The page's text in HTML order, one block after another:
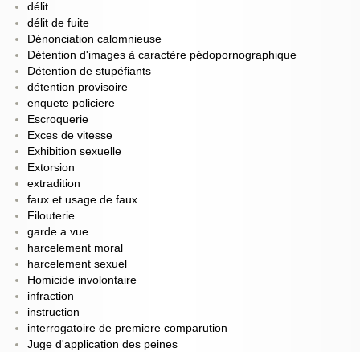
délit
délit de fuite
Dénonciation calomnieuse
Détention d'images à caractère pédopornographique
Détention de stupéfiants
détention provisoire
enquete policiere
Escroquerie
Exces de vitesse
Exhibition sexuelle
Extorsion
extradition
faux et usage de faux
Filouterie
garde a vue
harcelement moral
harcelement sexuel
Homicide involontaire
infraction
instruction
interrogatoire de premiere comparution
Juge d'application des peines